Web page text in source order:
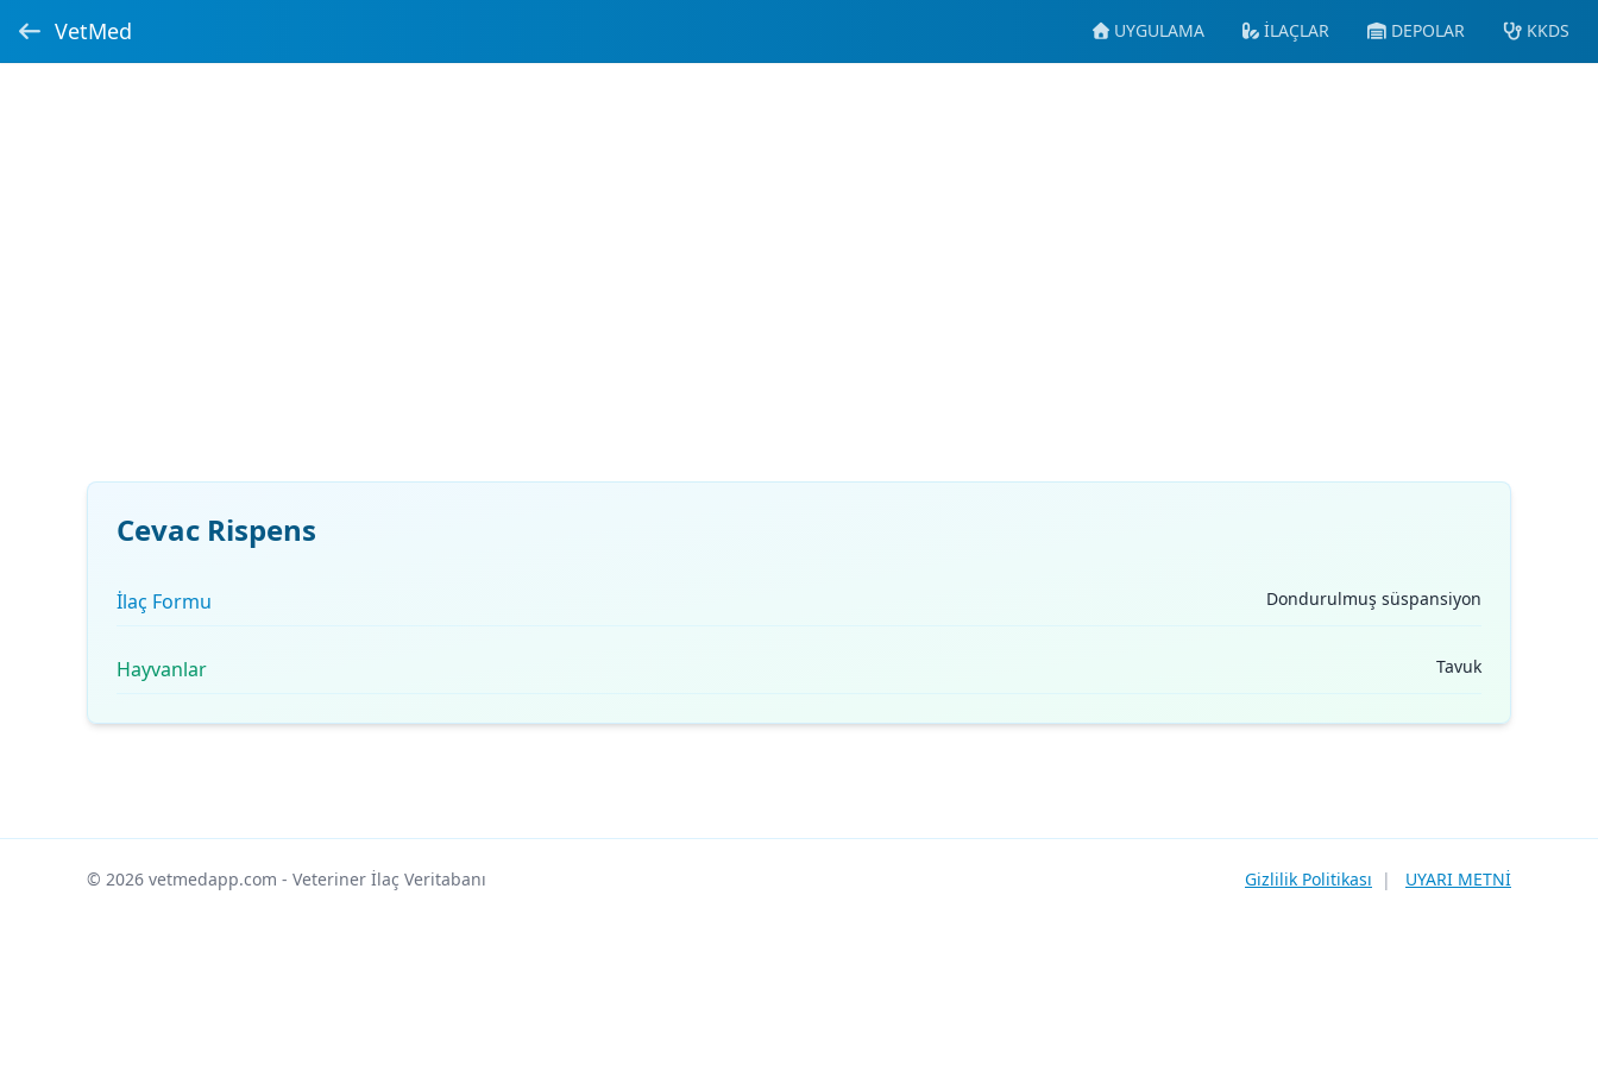
VetMed UYGULAMA İLAÇLAR DEPOLAR KKDS
Cevac Rispens
İlaç Formu Dondurulmuş süspansiyon
Hayvanlar Tavuk
© 2026 vetmedapp.com - Veteriner İlaç Veritabanı Gizlilik Politikası | UYARI METNİ